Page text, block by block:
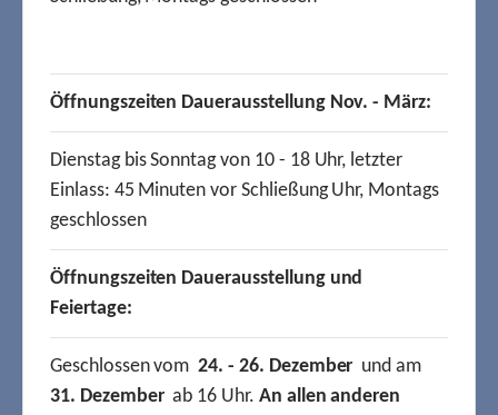
Öffnungszeiten Dauerausstellung Nov. - März:
Dienstag bis Sonntag von 10 - 18 Uhr, letzter
Einlass: 45 Minuten vor Schließung Uhr, Montags
geschlossen
Öffnungszeiten Dauerausstellung und
Feiertage:
Geschlossen vom24. - 26. Dezember und am
31. Dezemberab 16 Uhr. An allen anderen